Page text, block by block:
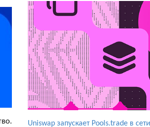
Uniswap запускает Pools.trade в